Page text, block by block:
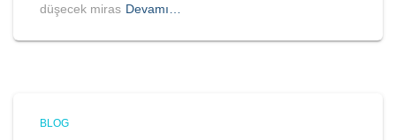
düşecek miras Devamı…
BLOG